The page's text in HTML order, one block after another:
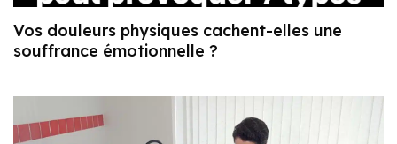
Vos douleurs physiques cachent-elles une
souffrance émotionnelle ?